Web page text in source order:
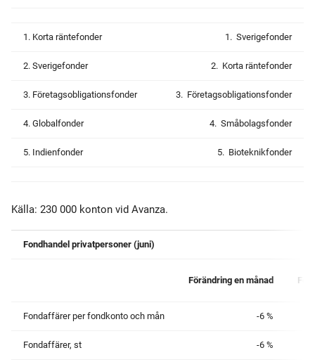
1. Korta räntefonder 1. Sverigefonder
2. Sverigefonder 2. Korta räntefonder
3. Företagsobligationsfonder 3. Företagsobligationsfonder
4. Globalfonder 4. Småbolagsfonder
5. Indienfonder 5. Bioteknikfonder
Källa: 230 000 konton vid Avanza.
Fondhandel privatpersoner (juni)
Förändring en månad
Fondaffärer per fondkonto och mån -6 %
Fondaffärer, st -6 %